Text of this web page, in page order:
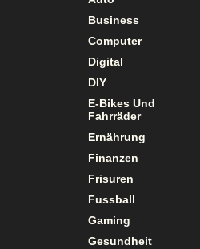
Business
Computer
Digital
DIY
E-Bikes Und
Fahrräder
Ernährung
Finanzen
Frisuren
Fussball
Gaming
Gesundheit